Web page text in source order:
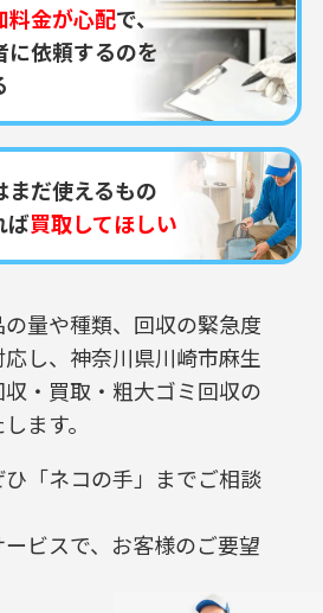
料金が心配で、
依頼するのを
だ使えるもの
ば買取してほしい
量や種類、回収の緊急度
し、 神奈川県川崎市麻生
・買取・粗大ゴミ回収の
ます。
「ネコの手」までご相談
ビスで、お客様のご要望